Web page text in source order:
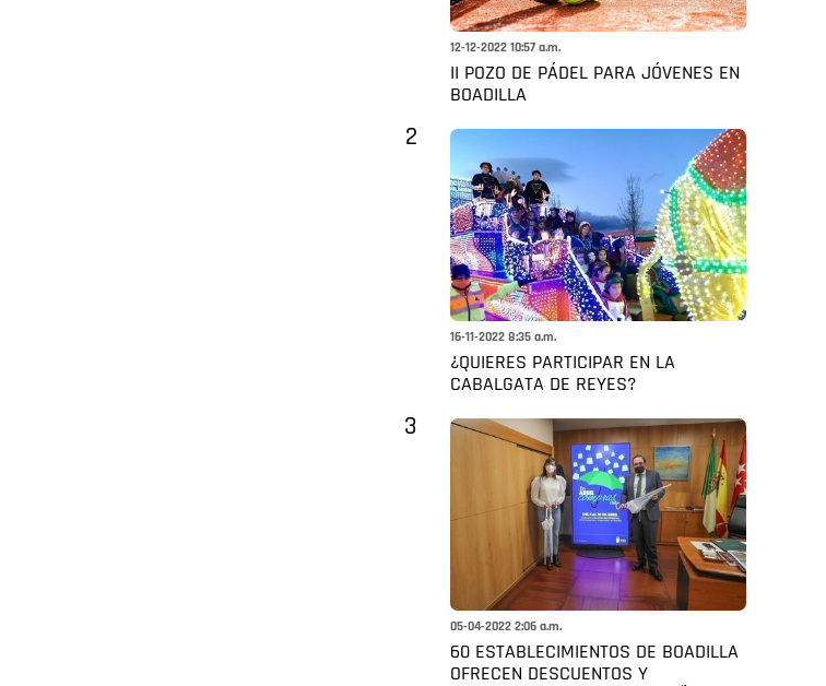
12-12-2022 10:57 a.m.
II POZO DE PÁDEL PARA JÓVENES EN
BOADILLA
2
16-11-2022 8:35 a.m.
¿QUIERES PARTICIPAR EN LA
CABALGATA DE REYES?
3
05-04-2022 2:06 a.m.
60 ESTABLECIMIENTOS DE BOADILLA
OFRECEN DESCUENTOS Y